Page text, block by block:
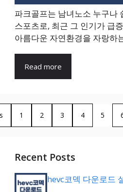
파크골프는 남녀노소 누구나
스포츠로, 최근 그 인기가 급
아름다운 자연환경을 자랑하
Read more
1 2 3 4 5
Recent Posts
hevc코덱 다운로드